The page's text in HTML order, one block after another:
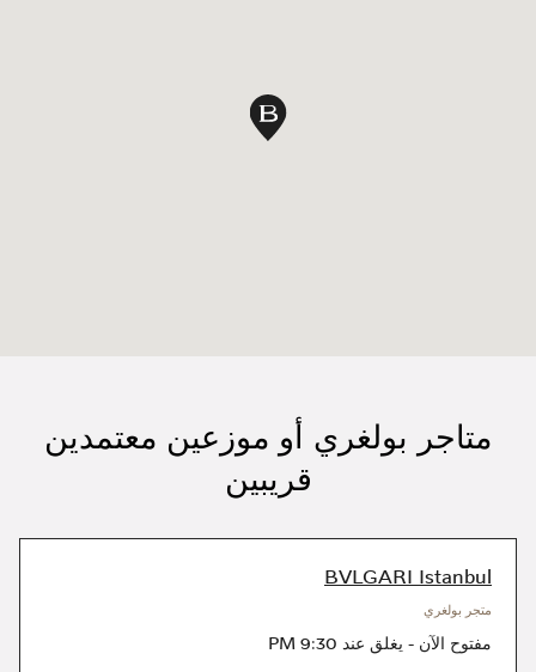
متاجر بولغري أو موزعين معتمدين
قريبين
BVLGARI Istanbul
متجر بولغري
مفتوح الآن - يغلق عند 9:30 PM